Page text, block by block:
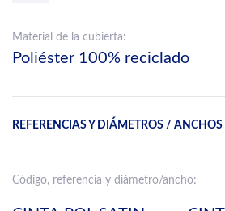
Material de la cubierta:
Poliéster 100% reciclado
REFERENCIAS Y DIÁMETROS / ANCHOS
Código, referencia y diámetro/ancho: